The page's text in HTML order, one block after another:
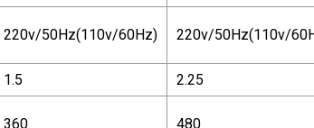
220v/50Hz(110v/60Hz) 220v/50Hz(110v/
1.5 2.25
360 480